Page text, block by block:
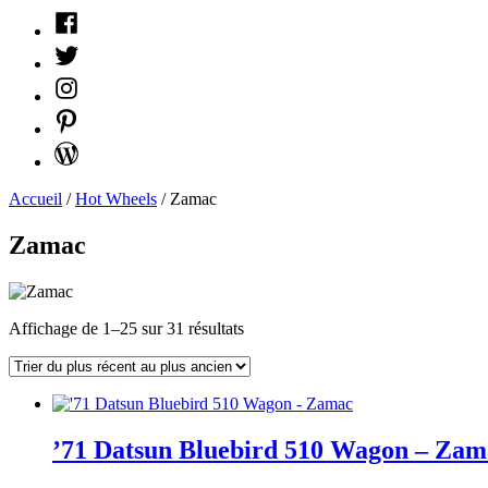
Facebook
Twitter
Instagram
Pinterest
WordPress
Accueil /Hot Wheels / Zamac
Zamac
Affichage de 1–25 sur 31 résultatsTrié
plus
au
ancien
’71 Datsun Bluebird 510 Wagon –